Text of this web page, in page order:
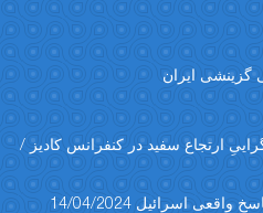
گزینشی ایران
ارتجاع سفید در کنفرانس کادیز /
اسرائیل 14/04/2024